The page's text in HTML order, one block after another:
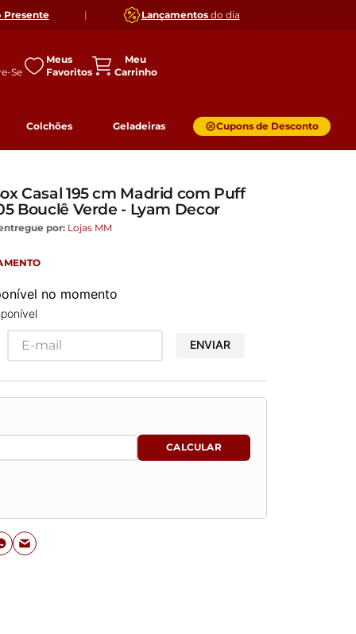
Presente | Lançamentosdo dia
Meus
Favoritos
Colchões Geladeiras Cupons de Desconto
Casal 195 cm Madrid com Puff
Bouclê Verde - Lyam Decor
por: Lojas MM
no momento
ENVIAR